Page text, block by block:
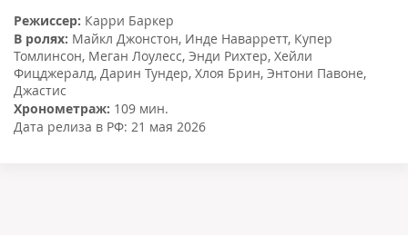
Режиссер: Карри Баркер
В ролях: Майкл Джонстон, Инде Наварретт, Купер
Томлинсон, Меган Лоулесс, Энди Рихтер, Хейли
Фицджералд, Дарин Тундер, Хлоя Брин, Энтони Павоне,
Джастис
Хронометраж: 109 мин.
Дата релиза в РФ: 21 мая 2026